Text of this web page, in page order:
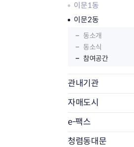
부동산소식
조상땅찾기
이문1동
이문2동
동소개
동소식
참여공간
관내기관
자매도시
e-팩스
청렴동대문